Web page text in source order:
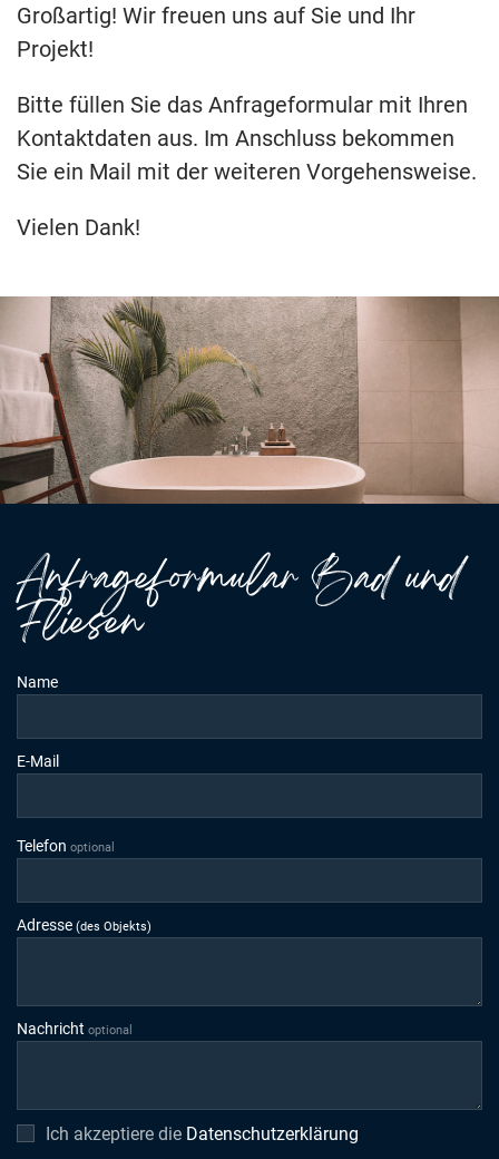
Großartig! Wir freuen uns auf Sie und Ihr
Projekt!
Bitte füllen Sie das Anfrageformular mit Ihren
Kontaktdaten aus. Im Anschluss bekommen
Sie ein Mail mit der weiteren Vorgehensweise.
Vielen Dank!
Anfrageformular Bad und
Fliesen
Name
E-Mail
Telefon optional
Adresse (des Objekts)
Nachricht optional
Ich akzeptiere die Datenschutzerklärung